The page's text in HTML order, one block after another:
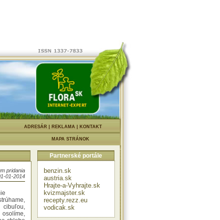
ADRESÁR REKLAMA KONTAKT
MAPA STRÁNOK
pridania
01-2014
každej
ľahšie
pri
ju mali
Je
chorôb
liečbu
desať
cibuľou,
Partnerské portále
benzin.sk
austria.sk
Hrajte-a-Vyhrajte.sk
kvizmajster.sk
recepty.rezz.eu
vodicak.sk